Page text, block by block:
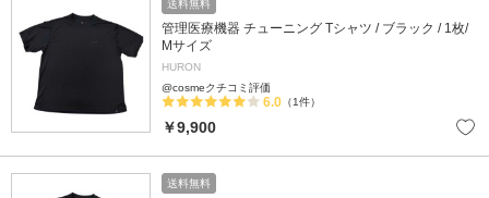
送料無料
管理医療機器 チューニング Tシャツ / ブラック / 1枚/
Mサイズ
HURON
@cosmeクチコミ評価
6.0 （1件）
￥9,900
送料無料